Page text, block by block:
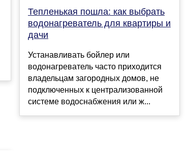
Тепленькая пошла: как выбрать
водонагреватель для квартиры и
дачи
Устанавливать бойлер или
водонагреватель часто приходится
владельцам загородных домов, не
подключенных к централизованной
системе водоснабжения или ж...